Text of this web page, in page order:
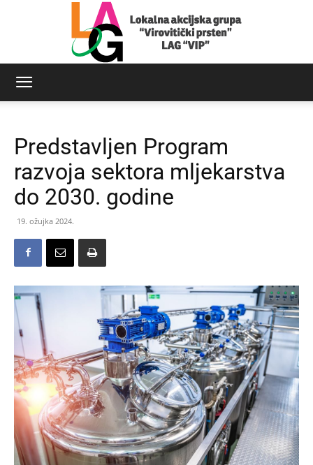
Virovitički
Predstavljen Program
razvoja sektora mljekarstva
do 2030. godine
19. ožujka 2024.